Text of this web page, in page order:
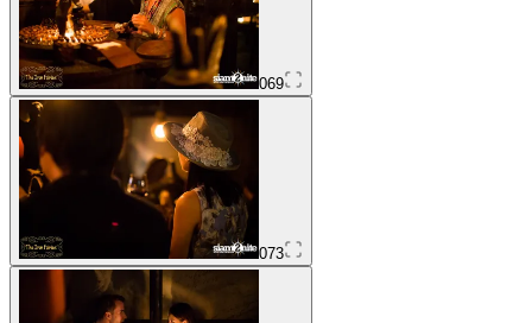
069
073